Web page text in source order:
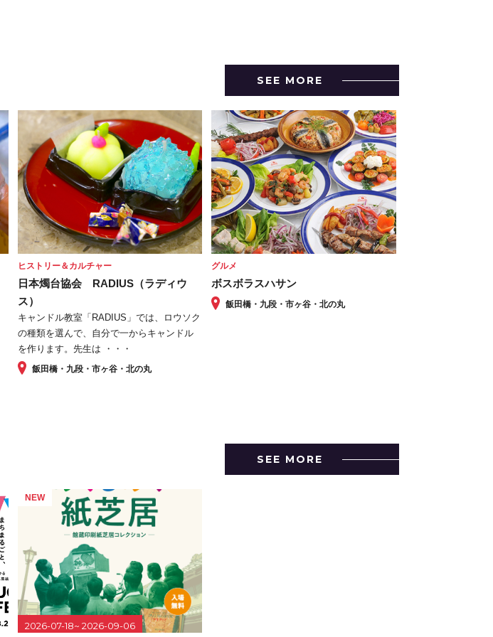
ヒストリー＆カルチャー
日本燭台協会 RADIUS（ラディウ
ス）
キャンドル教室「RADIUS」では、ロウソク
の種類を選んで、自分で一からキャンドル
を作ります。先生は ・・・
飯田橋・九段・市ヶ谷・北の丸
グルメ
ボスボラスハサン
飯田橋・九段・市ヶ谷・北の丸
SEE MORE
NEW
2026-07-18~ 2026-09-06
SEE MORE